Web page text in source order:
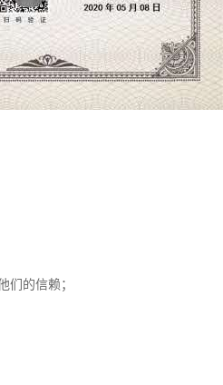
们的信赖；